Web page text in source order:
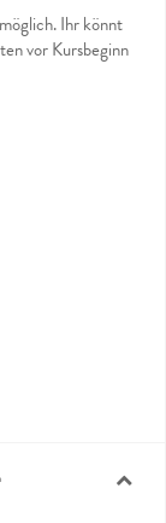
Ihr könnt
vor Kursbeginn